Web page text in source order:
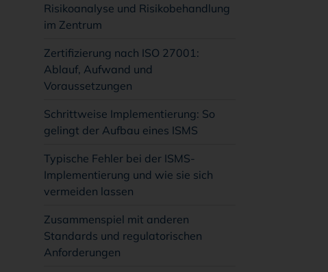
Risikoanalyse und Risikobehandlung
im Zentrum
Zertifizierung nach ISO 27001:
Ablauf, Aufwand und
Voraussetzungen
Schrittweise Implementierung: So
gelingt der Aufbau eines ISMS
Typische Fehler bei der ISMS-
Implementierung und wie sie sich
vermeiden lassen
Zusammenspiel mit anderen
Standards und regulatorischen
Anforderungen